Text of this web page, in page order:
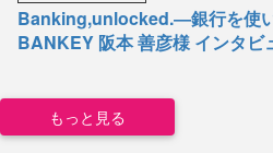
Banking,unlocked.―銀行を使
BANKEY 阪本 善彦様 インタビ
もっと見る